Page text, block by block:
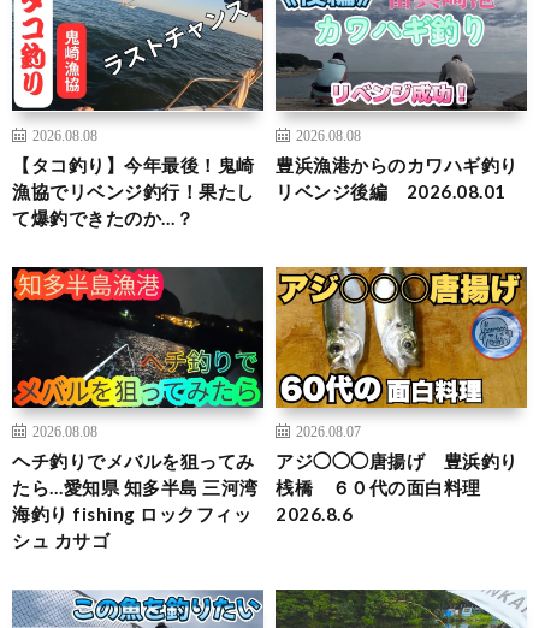
2026.08.08
【タコ釣り】今年最後！鬼崎
漁協でリベンジ釣行！果たし
て爆釣できたのか…？
2026.08.08
豊浜漁港からのカワハギ釣り
リベンジ後編 2026.08.01
2026.08.08
ヘチ釣りでメバルを狙ってみ
たら…愛知県 知多半島 三河湾
海釣り fishing ロックフィッ
シュ カサゴ
2026.08.07
アジ◯◯◯唐揚げ 豊浜釣り
桟橋 ６０代の面白料理
2026.8.6